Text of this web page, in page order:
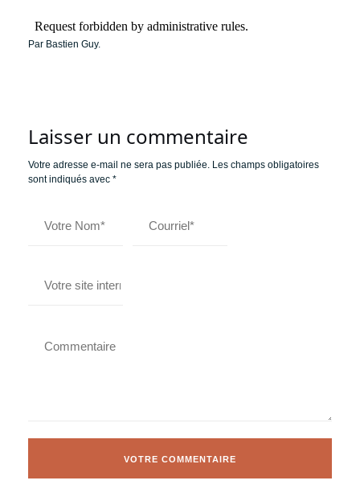
Par Bastien Guy.
Laisser un commentaire
Votre adresse e-mail ne sera pas publiée. Les champs obligatoires
sont indiqués avec *